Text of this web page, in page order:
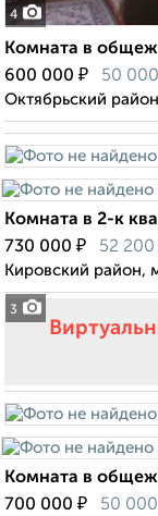
4
Комната в
600 000 ₽ 50 000
Октябрьский
3
Комната в 2-к
730 000 ₽ 52 200
Кировский
Комната в
700 000 ₽ 50 000